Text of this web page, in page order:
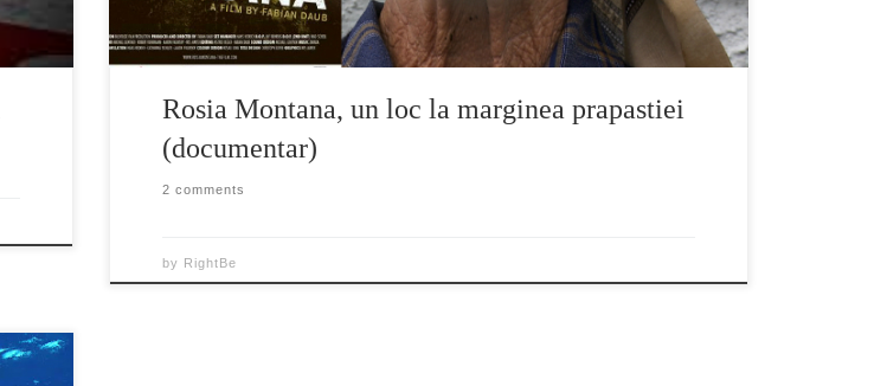
Rosia Montana, un loc la marginea prapastiei
(documentar)
2 comments
by RightBe